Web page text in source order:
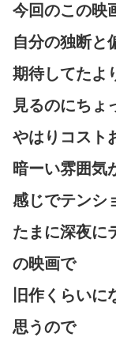
今回のこの映
自分の独断と
期待してたよ
見るのにちょ
やはりコスト
暗ーい雰囲気
感じでテンシ
たまに深夜に
の映画で
旧作くらい
思うので